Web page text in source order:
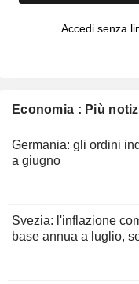
Accedi senza
Economia : Più
Germania: gli ordini
a giugno
Svezia: l'inflazione
base annua a luglio,